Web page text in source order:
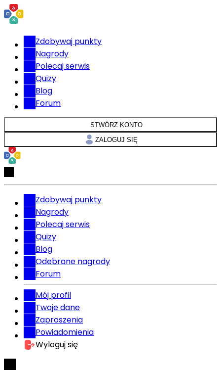
Zdobywaj punkty
Nagrody
Polecaj serwis
Quizy
Blog
Forum
STWÓRZ KONTO
ZALOGUJ SIĘ
Zdobywaj punkty
Nagrody
Polecaj serwis
Quizy
Blog
Odebrane nagrody
Forum
Mój profil
Twoje dane
Zaproszenia
Powiadomienia
Wyloguj się